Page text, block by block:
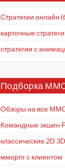
Стратегии онлайн
карточные
стратегии с
Подборка
Обзоры на все
Командные экшен
классические 2D
мморпг с клиентом